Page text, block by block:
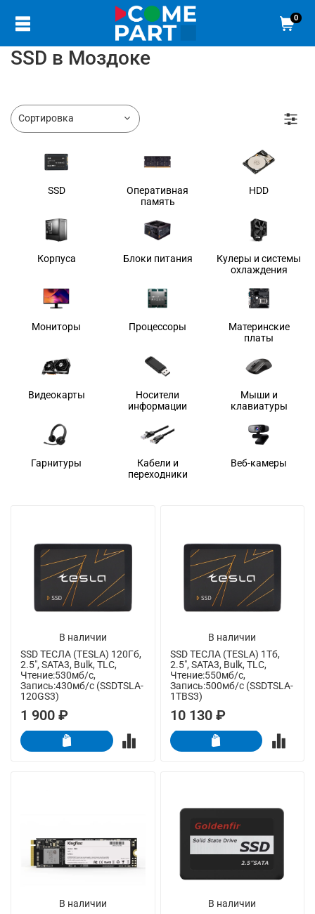
0
SSD в Моздоке
SSD
Оперативная
память
HDD
Корпуса Блоки питания
Кулеры и системы
охлаждения
Мониторы Процессоры
Материнские
платы
Видеокарты
Носители
информации
Мыши и
клавиатуры
Гарнитуры
Кабели и
переходники
Веб-камеры
В наличии
SSD ТЕСЛА (TESLA) 120Гб,
2.5", SATA3, Bulk, TLC,
Чтение:530мб/с,
Запись:430мб/с (SSDTSLA-
120GS3)
1 900 ₽
В наличии
SSD ТЕСЛА (TESLA) 1Тб,
2.5", SATA3, Bulk, TLC,
Чтение:550мб/с,
Запись:500мб/с (SSDTSLA-
1TBS3)
10 130 ₽
В наличии
В наличии